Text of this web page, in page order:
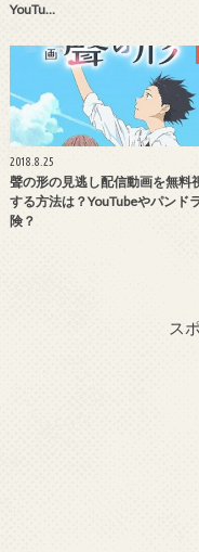
YouTu…
2018.8.25
聲の形の見逃し配信動画を無料
する方法は？YouTubeやパンド
険？
ス